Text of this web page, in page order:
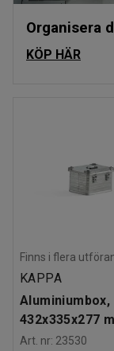
Organisera
KÖP HÄR
Finns i flera
KAPPA
Aluminiumbox,
432x335x277
Art. nr: 23530